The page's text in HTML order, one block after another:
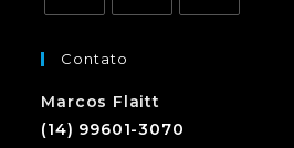
Contato
Marcos Flaitt
(14) 99601-3070